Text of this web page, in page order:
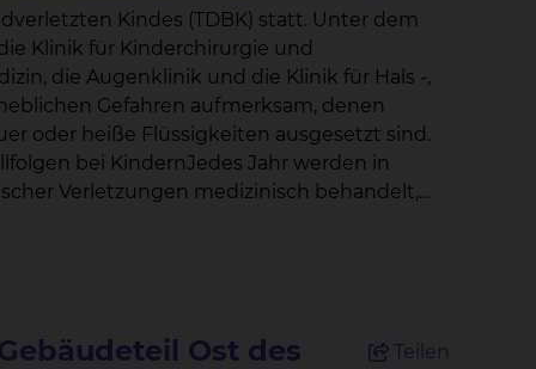
Dr. Chankiewitz. Ein
zu schaffen: Dabei werden die getrübten
ständige Innovation
sicherer und optisch
künstlicher Linse bei der Operation
Klinik für Kinderchirurgie und
die Augenklinik und die Klinik für Hals -,
Gefahren aufmerksam, denen
oder heiße Flüssigkeiten ausgesetzt sind.
bei KindernJedes Jahr werden in
Verletzungen medizinisch behandelt,
überhaupt und können
ist deshalb ein
Ost des
Teilen